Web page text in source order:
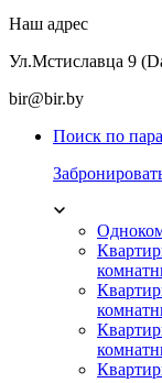
Наш адрес
Ул.Мстиславца 9
bir@bir.by
Поиск по